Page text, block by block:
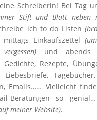
Schreiberin! Bei Tag
Stift und Blatt neben
ich to do Listen
mittags Einkaufszettel
und abends
Gedichte, Rezepte,
Liebesbriefe,
Emails…… Vielleicht
Beratungen so genial…
meiner Website).